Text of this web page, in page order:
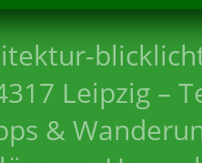
Leipzig –
&